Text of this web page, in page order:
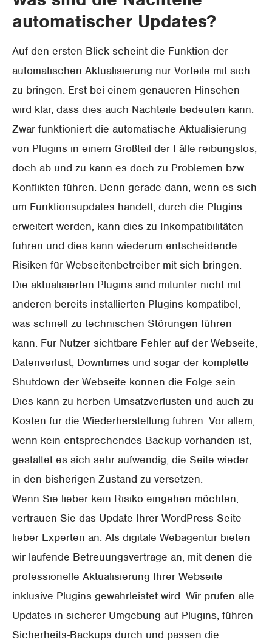
automatischer Updates?
Auf den ersten Blick scheint die Funktion der
automatischen Aktualisierung nur Vorteile mit sich
zu bringen. Erst bei einem genaueren Hinsehen
wird klar, dass dies auch Nachteile bedeuten kann.
Zwar funktioniert die automatische Aktualisierung
von Plugins in einem Großteil der Fälle reibungslos,
doch ab und zu kann es doch zu Problemen bzw.
Konflikten führen. Denn gerade dann, wenn es sich
um Funktionsupdates handelt, durch die Plugins
erweitert werden, kann dies zu Inkompatibilitäten
führen und dies kann wiederum entscheidende
Risiken für Webseitenbetreiber mit sich bringen.
Die aktualisierten Plugins sind mitunter nicht mit
anderen bereits installierten Plugins kompatibel,
was schnell zu technischen Störungen führen
kann. Für Nutzer sichtbare Fehler auf der Webseite,
Datenverlust, Downtimes und sogar der komplette
Shutdown der Webseite können die Folge sein.
Dies kann zu herben Umsatzverlusten und auch zu
Kosten für die Wiederherstellung führen. Vor allem,
wenn kein entsprechendes Backup vorhanden ist,
gestaltet es sich sehr aufwendig, die Seite wieder
in den bisherigen Zustand zu versetzen.
Wenn Sie lieber kein Risiko eingehen möchten,
vertrauen Sie das Update Ihrer WordPress-Seite
lieber Experten an. Als digitale Webagentur bieten
wir laufende Betreuungsverträge an, mit denen die
professionelle Aktualisierung Ihrer Webseite
inklusive Plugins gewährleistet wird. Wir prüfen alle
Updates in sicherer Umgebung auf Plugins, führen
Sicherheits-Backups durch und passen die